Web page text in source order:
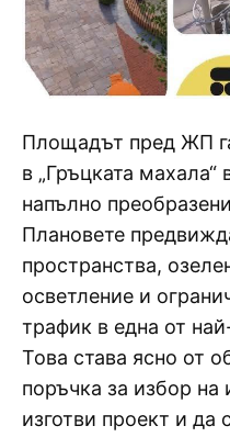
Площадът пред ЖП
в „Гръцката
напълно
Плановете
пространства,
осветление и
трафик в една от
Това става ясно от
поръчка за избор на
изготви проект и да